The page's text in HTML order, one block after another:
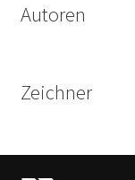
Autoren
Zeichner